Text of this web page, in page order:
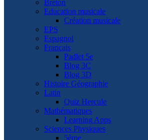
Breton
Education musicale
Création musicale
EPS
Espagnol
Français
Padlet 5e
Blog 3C
Blog 3D
Histoire Géographie
Latin
Quiz Hercule
Mathématiques
Learning Apps
Sciences Physiques
5ème